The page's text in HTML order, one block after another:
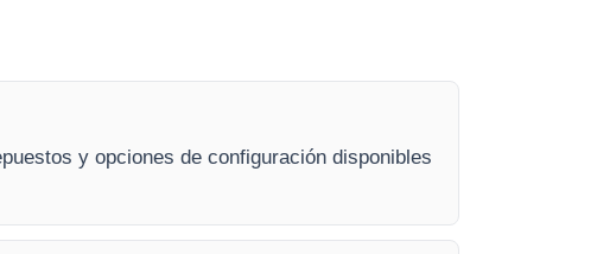
y opciones de configuración disponibles